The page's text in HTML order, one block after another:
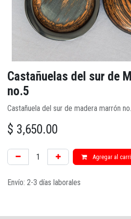
Castañuelas del sur de
no.5
Castañuela del sur de madera marrón
$ 3,650.00
Agregar al
Envío: 2-3 días laborales